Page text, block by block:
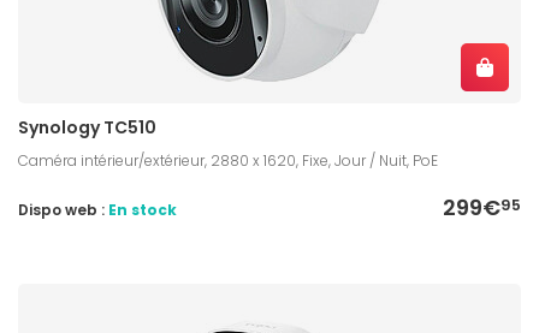
Synology TC510
Caméra intérieur/extérieur, 2880 x 1620, Fixe, Jour / Nuit, PoE
299€95
Dispo web : En stock